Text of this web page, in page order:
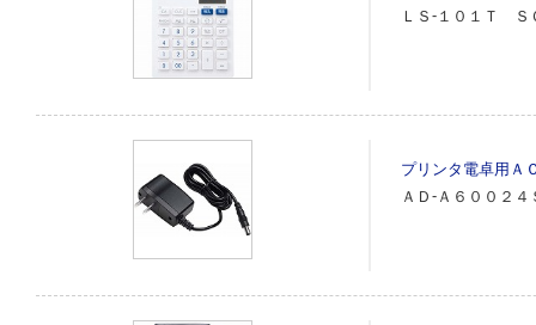
ＬＳ‐１０１Ｔ Ｓ
プリンタ電卓用Ａ
ＡＤ‐Ａ６００２４